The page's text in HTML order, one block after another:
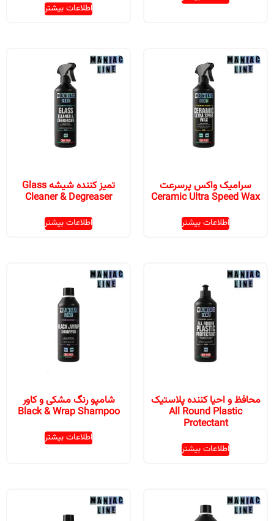
اطلاعات بیشتر
سرامیک واکس پرسرعت
Ceramic Ultra Speed Wax
اطلاعات بیشتر
تمیز کننده شیشه Glass
Cleaner & Degreaser
اطلاعات بیشتر
محافظ و احیا کننده پلاستیک
All Round Plastic
Protectant
اطلاعات بیشتر
شامپو رنگ مشکی و کاور
Black & Wrap Shampoo
اطلاعات بیشتر